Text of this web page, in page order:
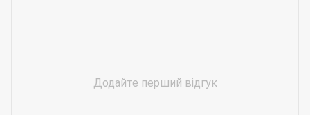
Додайте перший відгук